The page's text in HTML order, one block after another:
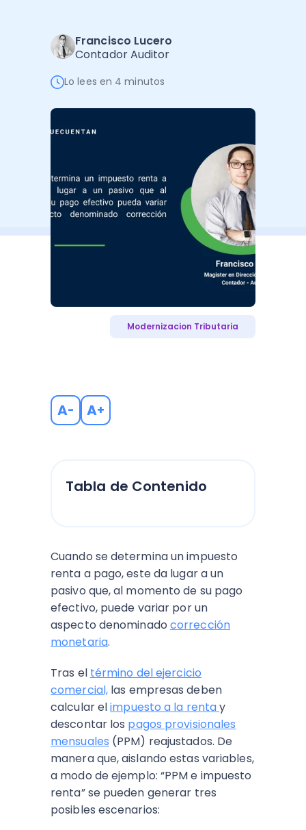
Administración Empresarial
Software Factura y Administración
Autores
Francisco Lucero
Contador Auditor
Lo lees en 4 minutos
Modernizacion Tributaria
A- A+
Tabla de Contenido
Cuando se determina un impuesto
renta a pago, este da lugar a un
pasivo que, al momento de su pago
efectivo, puede variar por un
aspecto denominado corrección
monetaria.
Tras el término del ejercicio
comercial, las empresas deben
calcular elimpuesto a la rentay
descontar los pagos provisionales
mensuales (PPM) reajustados. De
manera que, aislando estas variables,
a modo de ejemplo: “PPM e impuesto
renta” se pueden generar tres
posibles escenarios: